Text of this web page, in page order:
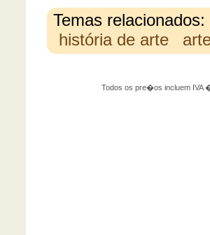
Temas relacionados:
história de arte
Todos os pre�os incluem IVA